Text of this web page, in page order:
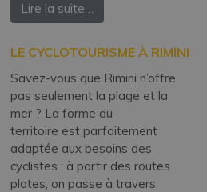
Lire la suite…
LE CYCLOTOURISME À RIMINI
Savez-vous que Rimini n’offre
pas seulement la plage et la
mer ? La forme du
territoire est parfaitement
adaptée aux besoins des
cyclistes : à partir des routes
plates, on passe à travers